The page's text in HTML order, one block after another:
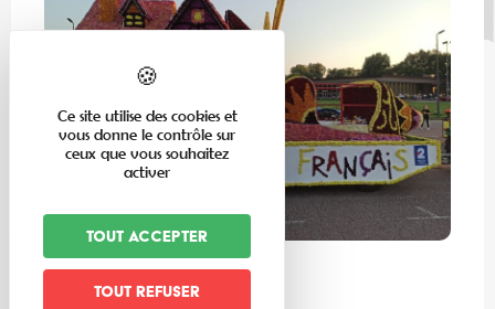
En famille
Ce site utilise des cookies et
vous donne le contrôle sur
ceux que vous souhaitez
activer
Tout accepter
Tout refuser